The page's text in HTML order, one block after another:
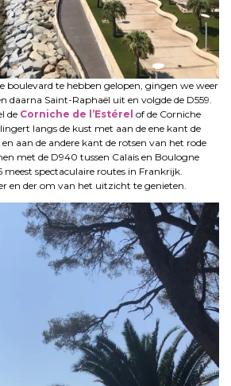
boulevard te hebben gelopen, gingen we weer
daarna Saint-Raphaël uit en volgde de D559.
de Corniche de l’Estérel of de Corniche
langs de kust met aan de ene kant de
aan de andere kant de rotsen van het rode
met de D940 tussen Calais en Boulogne
meest spectaculaire routes in Frankrijk.
en der om van het uitzicht te genieten.